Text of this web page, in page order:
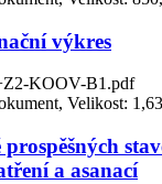
výkres
KOOV-B1.pdf
Velikost:
a asanací